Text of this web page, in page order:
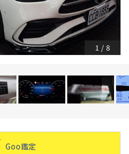
1 / 8
Goo鑑定